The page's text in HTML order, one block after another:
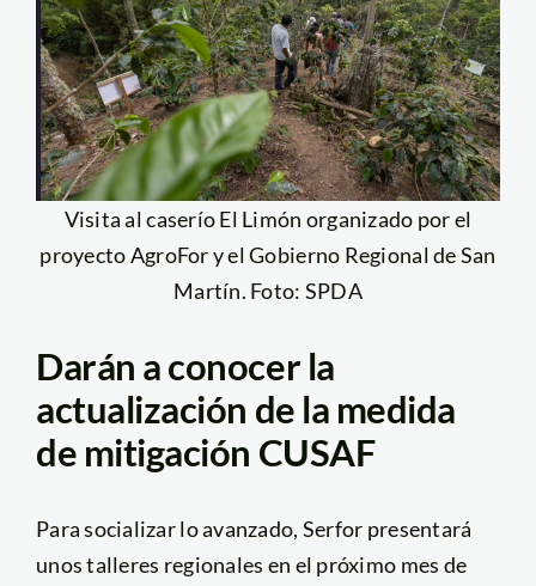
Visita al caserío El Limón organizado por el
proyecto AgroFor y el Gobierno Regional de San
Martín. Foto: SPDA
Darán a conocer la
actualización de la medida
de mitigación CUSAF
Para socializar lo avanzado, Serfor presentará
unos talleres regionales en el próximo mes de